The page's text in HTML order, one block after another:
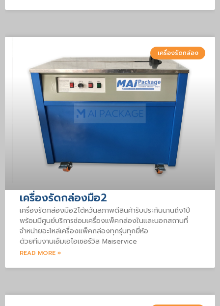
เครื่องรัดกล่อง
เครื่องรัดกล่องมือ2
เครื่องรัดกล่องมือ2ไต้หวันสภาพดีสินค้ารับประกันนานถึง1ปี
พร้อมมีศูนย์บริการซ่อมเครื่องแพ็คกล่องในและนอกสถานที่
จำหน่ายอะไหล่เครื่องแพ็คกล่องทุกรุ่นทุกยี่ห้อ
ด้วยทีมงานเอ็มเอไอเซอร์วิส Maiservice
READ MORE »